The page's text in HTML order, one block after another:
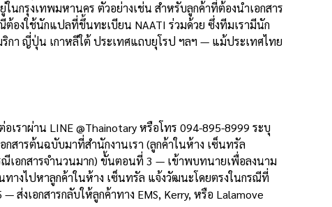
กรุงเทพมหานคร ตัวอย่างเช่น สำหรับลูกค้าที่ต้องนำเอกสาร
ต้องใช้นักแปลที่ขึ้นทะเบียน NAATI ร่วมด้วย ซึ่งทีมเรามีนัก
กา ญี่ปุ่น เกาหลีใต้ ประเทศแถบยุโรป ฯลฯ — แม้ประเทศไทย
ราผ่าน LINE @Thainotary หรือโทร 094-895-8999 ระบุ
กสารต้นฉบับมาที่สำนักงานเรา (ลูกค้าในห้าง เซ็นทรัล
ณีเอกสารจำนวนมาก) ขั้นตอนที่ 3 — เข้าพบทนายเพื่อลงนาม
างไปหาลูกค้าในห้าง เซ็นทรัล แจ้งวัฒนะโดยตรงในกรณีที่
งเอกสารกลับให้ลูกค้าทาง EMS, Kerry, หรือ Lalamove